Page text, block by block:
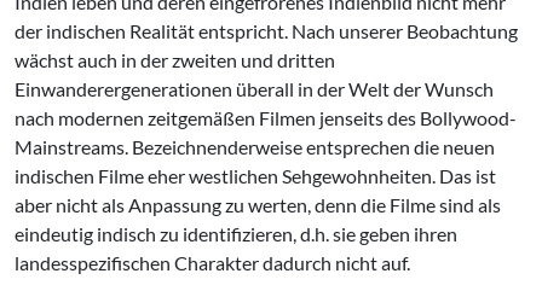
der indischen Realität entspricht. Nach unserer Beobachtung
wächst auch in der zweiten und dritten
Einwanderergenerationen überall in der Welt der Wunsch
nach modernen zeitgemäßen Filmen jenseits des Bollywood-
Mainstreams. Bezeichnenderweise entsprechen die neuen
indischen Filme eher westlichen Sehgewohnheiten. Das ist
aber nicht als Anpassung zu werten, denn die Filme sind als
eindeutig indisch zu identifizieren, d.h. sie geben ihren
landesspezifischen Charakter dadurch nicht auf.